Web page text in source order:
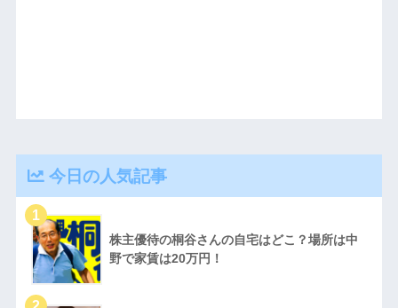
今日の人気記事
株主優待の桐谷さんの自宅はどこ？場所は中
野で家賃は20万円！